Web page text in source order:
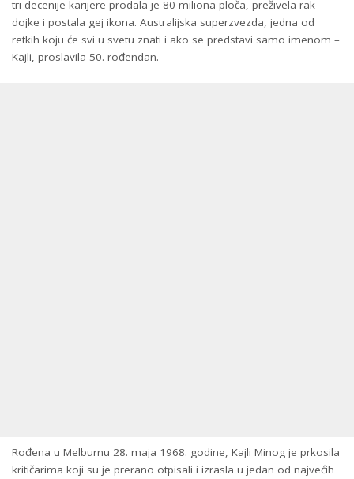
tri decenije karijere prodala je 80 miliona ploča, preživela rak
dojke i postala gej ikona. Australijska superzvezda, jedna od
retkih koju će svi u svetu znati i ako se predstavi samo imenom –
Kajli, proslavila 50. rođendan.
Rođena u Melburnu 28. maja 1968. godine, Kajli Minog je prkosila
kritičarima koji su je prerano otpisali i izrasla u jedan od najvećih